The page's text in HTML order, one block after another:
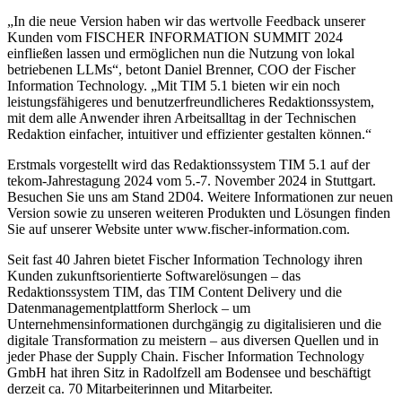
„In die neue Version haben wir das wertvolle Feedback unserer
Kunden vom FISCHER INFORMATION SUMMIT 2024
einfließen lassen und ermöglichen nun die Nutzung von lokal
betriebenen LLMs“, betont Daniel Brenner, COO der Fischer
Information Technology. „Mit TIM 5.1 bieten wir ein noch
leistungsfähigeres und benutzerfreundlicheres Redaktionssystem,
mit dem alle Anwender ihren Arbeitsalltag in der Technischen
Redaktion einfacher, intuitiver und effizienter gestalten können.“
Erstmals vorgestellt wird das Redaktionssystem TIM 5.1 auf der
tekom-Jahrestagung 2024 vom 5.-7. November 2024 in Stuttgart.
Besuchen Sie uns am Stand 2D04. Weitere Informationen zur neuen
Version sowie zu unseren weiteren Produkten und Lösungen finden
Sie auf unserer Website unter www.fischer-information.com.
Seit fast 40 Jahren bietet Fischer Information Technology ihren
Kunden zukunftsorientierte Softwarelösungen – das
Redaktionssystem TIM, das TIM Content Delivery und die
Datenmanagementplattform Sherlock – um
Unternehmensinformationen durchgängig zu digitalisieren und die
digitale Transformation zu meistern – aus diversen Quellen und in
jeder Phase der Supply Chain. Fischer Information Technology
GmbH hat ihren Sitz in Radolfzell am Bodensee und beschäftigt
derzeit ca. 70 Mitarbeiterinnen und Mitarbeiter.